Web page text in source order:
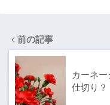
前の記事
カーネ
仕切り